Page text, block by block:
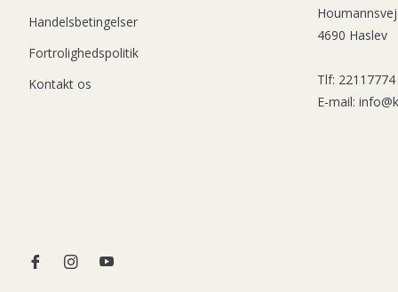
Handelsbetingelser
Fortrolighedspolitik
Kontakt os
4690 Haslev
Tlf:
E-mail:
Ins You